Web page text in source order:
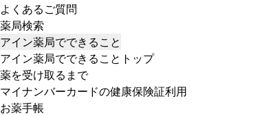
よくあるご質問
薬局検索
アイン薬局でできること
アイン薬局でできることトップ
薬を受け取るまで
マイナンバーカードの健康保険証利用
お薬手帳